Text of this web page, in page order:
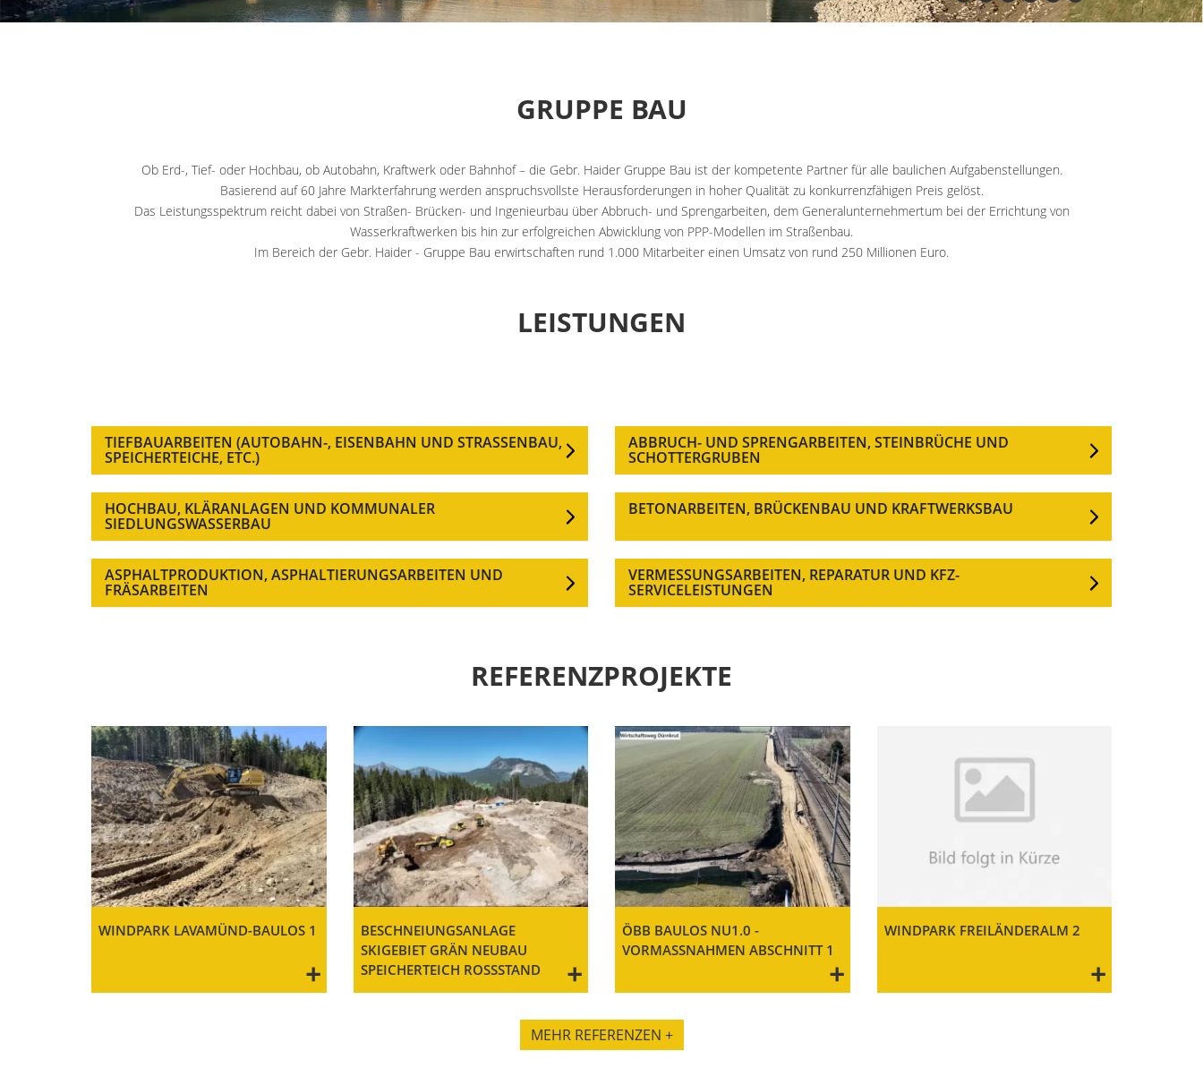
GRUPPE BAU
Ob Erd-, Tief- oder Hochbau, ob Autobahn, Kraftwerk oder Bahnhof – die Gebr. Haider Gruppe Bau ist der kompetente Partner für alle baulichen Aufgabenstellungen.
Basierend auf 60 Jahre Markterfahrung werden anspruchsvollste Herausforderungen in hoher Qualität zu konkurrenzfähigen Preis gelöst.
Das Leistungsspektrum reicht dabei von Straßen- Brücken- und Ingenieurbau über Abbruch- und Sprengarbeiten, dem Generalunternehmertum bei der Errichtung von
Wasserkraftwerken bis hin zur erfolgreichen Abwicklung von PPP-Modellen im Straßenbau.
Im Bereich der Gebr. Haider - Gruppe Bau erwirtschaften rund 1.000 Mitarbeiter einen Umsatz von rund 250 Millionen Euro.
LEISTUNGEN
TIEFBAUARBEITEN (AUTOBAHN-, EISENBAHN UND STRASSENBAU,
SPEICHERTEICHE, ETC.)
HOCHBAU, KLÄRANLAGEN UND KOMMUNALER
SIEDLUNGSWASSERBAU
ASPHALTPRODUKTION, ASPHALTIERUNGSARBEITEN UND
FRÄSARBEITEN
ABBRUCH- UND SPRENGARBEITEN, STEINBRÜCHE UND
SCHOTTERGRUBEN
BETONARBEITEN, BRÜCKENBAU UND KRAFTWERKSBAU
VERMESSUNGSARBEITEN, REPARATUR UND KFZ-
SERVICELEISTUNGEN
REFERENZPROJEKTE
WINDPARK LAVAMÜND-BAULOS 1
+
BESCHNEIUNGSANLAGE
SKIGEBIET GRÄN NEUBAU
SPEICHERTEICH ROSSSTAND
+
ÖBB BAULOS NU1.0 -
VORMASSNAHMEN ABSCHNITT 1
+
WINDPARK FREILÄNDERALM 2
+
MEHR REFERENZEN +